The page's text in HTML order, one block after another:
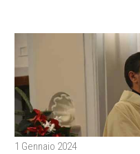
1 Gennaio 2024